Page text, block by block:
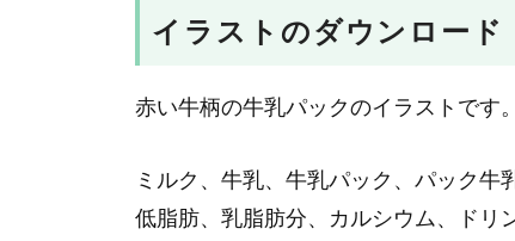
イラストのダウンロード
赤い牛柄の牛乳パックのイラストです。
ミルク、牛乳、牛乳パック、パック牛
低脂肪、乳脂肪分、カルシウム、ドリ